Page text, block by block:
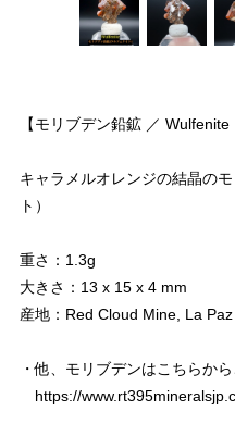
【モリブデン鉛鉱 ／ Wulfenite
キャラメルオレンジの結晶の
ト）
重さ：1.3g
大きさ：13 x 15 x 4 mm
産地：Red Cloud Mine, La
・他、モリブデンはこちらか
https://